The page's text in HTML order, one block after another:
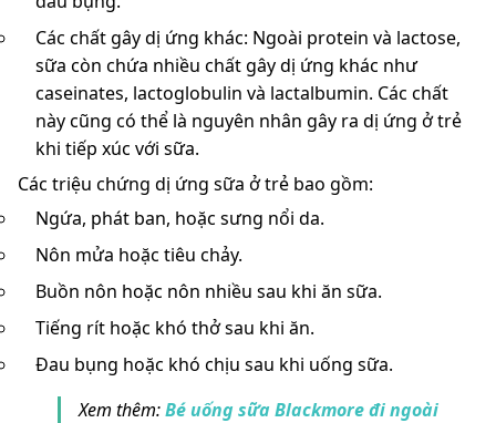
Các chất gây dị ứng khác: Ngoài protein và lactose,
sữa còn chứa nhiều chất gây dị ứng khác như
caseinates, lactoglobulin và lactalbumin. Các chất
này cũng có thể là nguyên nhân gây ra dị ứng ở trẻ
khi tiếp xúc với sữa.
Các triệu chứng dị ứng sữa ở trẻ bao gồm:
Ngứa, phát ban, hoặc sưng nổi da.
Nôn mửa hoặc tiêu chảy.
Buồn nôn hoặc nôn nhiều sau khi ăn sữa.
Tiếng rít hoặc khó thở sau khi ăn.
Đau bụng hoặc khó chịu sau khi uống sữa.
Xem thêm:Bé uống sữa Blackmore đi ngoài